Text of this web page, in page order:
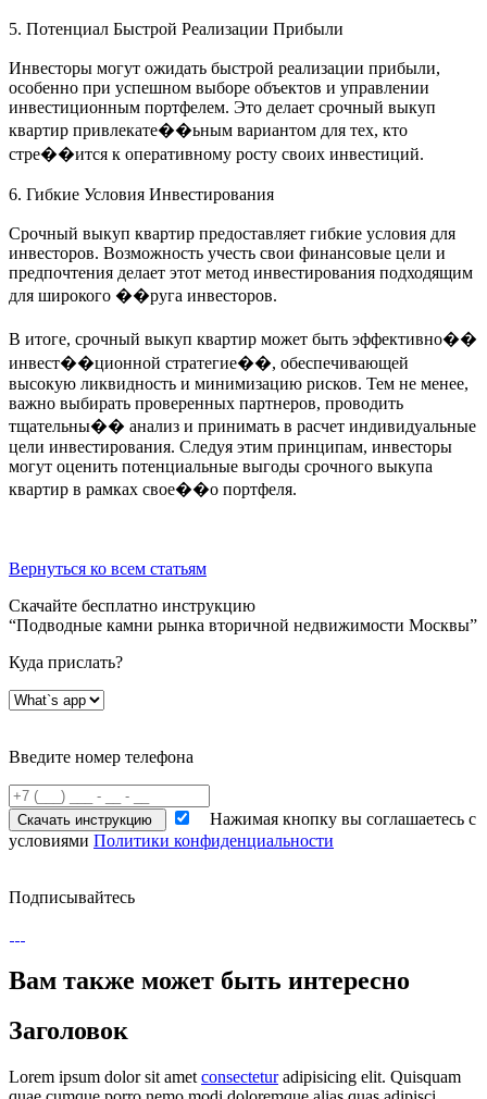
5. Потенциал Быстрой Реализации Прибыли
Инвесторы могут ожидать быстрой реализации прибыли,
особенно при успешном выборе объектов и управлении
инвестиционным портфелем. Это делает срочный выкуп
квартир привлекате��ьным вариантом для тех, кто
стре��ится к оперативному росту своих инвестиций.
6. Гибкие Условия Инвестирования
Срочный выкуп квартир предоставляет гибкие условия для
инвесторов. Возможность учесть свои финансовые цели и
предпочтения делает этот метод инвестирования подходящим
для широкого ��руга инвесторов.
В итоге, срочный выкуп квартир может быть эффективно��
инвест��ционной стратегие��, обеспечивающей
высокую ликвидность и минимизацию рисков. Тем не менее,
важно выбирать проверенных партнеров, проводить
тщательны�� анализ и принимать в расчет индивидуальные
цели инвестирования. Следуя этим принципам, инвесторы
могут оценить потенциальные выгоды срочного выкупа
квартир в рамках свое��о портфеля.
Вернуться ко всем статьям
Скачайте бесплатно инструкцию
“Подводные камни рынка вторичной недвижимости Москвы”
Куда прислать?
Введите номер телефона
Скачать инструкцию
Нажимая кнопку вы соглашаетесь с
условиями Политики конфиденциальности
Подписывайтесь
Вам также может быть интересно
Заголовок
Lorem ipsum dolor sit amet consecteturadipisicing elit. Quisquam